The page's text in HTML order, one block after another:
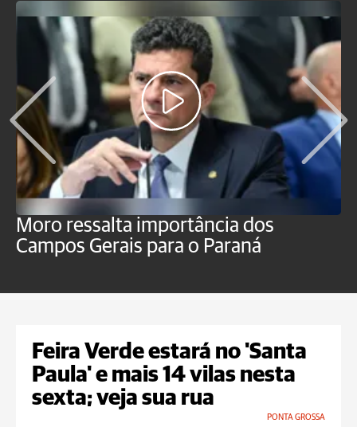
Moro ressalta importância dos
Campos Gerais para o Paraná
Feira Verde estará no 'Santa
Paula' e mais 14 vilas nesta
sexta; veja sua rua
PONTA GROSSA